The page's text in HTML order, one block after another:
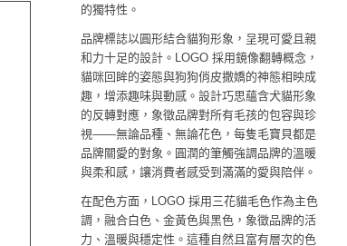
的獨特性。
品牌標誌以圓形結合貓狗形象，呈現可愛且親
和力十足的設計。LOGO 採用鏡像翻轉概念，
貓咪回眸的姿態與狗狗俏皮撒嬌的神態相映成
趣，增添趣味與動感。設計巧思蘊含犬貓形象
的反轉對應，象徵品牌對所有毛孩的包容與珍
視——無論品種、無論花色，每隻毛寶貝都是
品牌關愛的對象。圓潤的筆觸強調品牌的溫暖
與柔和感，讓消費者感受到滿滿的愛與陪伴。
在配色方面，LOGO 採用三花貓毛色作為主色
調，融合白色、金黃色與黑色，象徵品牌的活
力、溫暖與穩定性。這種自然且富有層次的色